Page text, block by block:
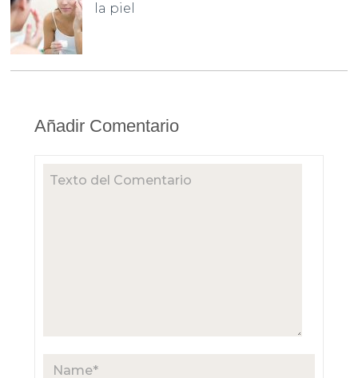
la piel
Añadir Comentario